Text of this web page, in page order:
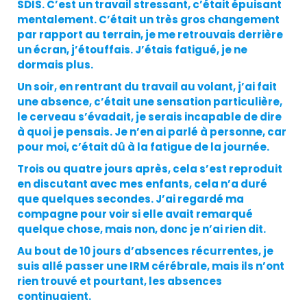
SDIS. C’est un travail stressant, c’était épuisant
mentalement. C’était un très gros changement
par rapport au terrain, je me retrouvais derrière
un écran, j’étouffais. J’étais fatigué, je ne
dormais plus.
Un soir, en rentrant du travail au volant, j’ai fait
une absence, c’était une sensation particulière,
le cerveau s’évadait, je serais incapable de dire
à quoi je pensais. Je n’en ai parlé à personne, car
pour moi, c’était dû à la fatigue de la journée.
Trois ou quatre jours après, cela s’est reproduit
en discutant avec mes enfants, cela n’a duré
que quelques secondes. J’ai regardé ma
compagne pour voir si elle avait remarqué
quelque chose, mais non, donc je n’ai rien dit.
Au bout de 10 jours d’absences récurrentes, je
suis allé passer une IRM cérébrale, mais ils n’ont
rien trouvé et pourtant, les absences
continuaient.